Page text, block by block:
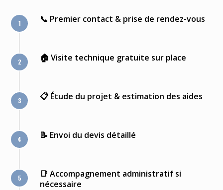
📞 Premier contact & prise de rendez-vous
🏠 Visite technique gratuite sur place
📋 Étude du projet & estimation des aides
📝 Envoi du devis détaillé
📑 Accompagnement administratif si
nécessaire